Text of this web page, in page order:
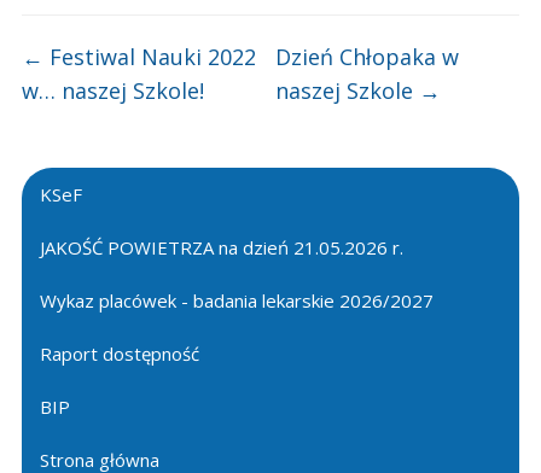
KSeF
JAKOŚĆ POWIETRZA na dzień 21.05.2026 r.
Wykaz placówek - badania lekarskie 2026/2027
Raport dostępność
BIP
Strona główna
← Festiwal Nauki 2022
w… naszej Szkole!
Dzień Chłopaka w
naszej Szkole →